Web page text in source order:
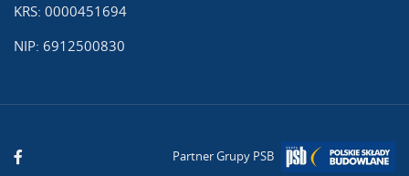
KRS: 0000451694
NIP: 6912500830
Partner Grupy PSB